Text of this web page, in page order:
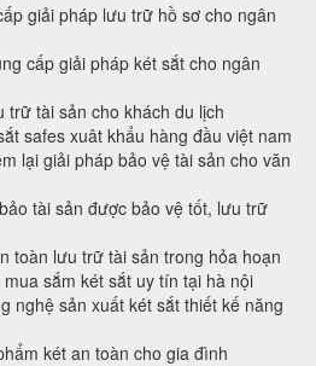
giải pháp lưu trữ hồ sơ cho ngân
cấp giải pháp két sắt cho ngân
trữ tài sản cho khách du lịch
safes xuât khẩu hàng đầu việt nam
lại giải pháp bảo vệ tài sản cho văn
tài sản được bảo vệ tốt, lưu trữ
toàn lưu trữ tài sản trong hỏa hoạn
sắm két sắt uy tín tại hà nội
nghệ sản xuất két sắt thiết kế năng
két an toàn cho gia đình